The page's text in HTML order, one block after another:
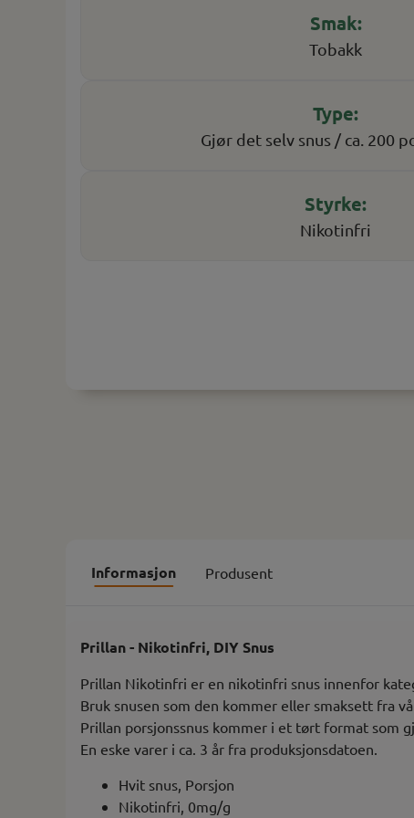
Tobakk
Gjør det selv snus / ca. 200
Nikotinfri
Informasjon Produsent
Prillan - Nikotinfri, DIY Snus
Prillan Nikotinfri er en nikotinfri snus innenfor
Bruk snusen som den kommer eller smaksett fra
Prillan porsjonssnus kommer i et tørt format som
En eske varer i ca. 3 år fra produksjonsdatoen.
Hvit snus, Porsjon
Nikotinfri, 0mg/g